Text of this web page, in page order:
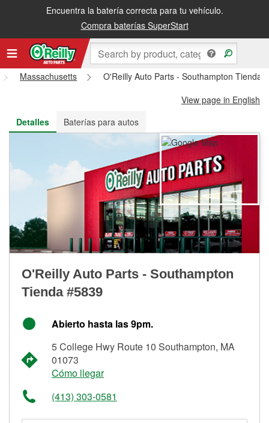
Encuentra la batería correcta para tu vehículo.
Compra baterías SuperStart
Recibe tu orden gratis al día siguiente o recógela en la tienda
Massachusetts
O'Reilly Auto Parts - Southampton Tienda
View page in English
Detalles
Baterías para autos
O'Reilly Auto Parts - Southampton
Tienda #5839
Abierto hasta las 9pm.
5 College Hwy Route 10 Southampton, MA
01073
Cómo llegar
(413) 303-0581